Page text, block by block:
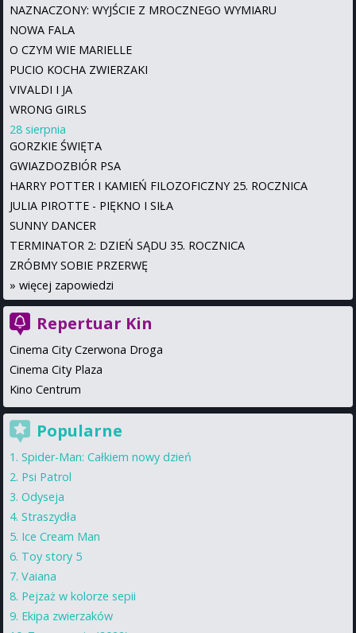
NAZNACZONY: WYJŚCIE Z MROCZNEGO WYMIARU
NOWA FALA
O CZYM WIE MARIELLE
PUCIO KOCHA ZWIERZAKI
VIVALDI I JA
WRONG GIRLS
28 sierpnia
GORZKIE ŚWIĘTA
GWIAZDOZBIÓR PSA
HARRY POTTER I KAMIEŃ FILOZOFICZNY 25. ROCZNICA
JULIA PIROTTE - PIĘKNO I SIŁA
SUNNY DANCER
TERMINATOR 2: DZIEŃ SĄDU 35. ROCZNICA
ZRÓBMY SOBIE PRZERWĘ
» więcej zapowiedzi
Repertuar Kin
Cinema City Czerwona Droga
Cinema City Plaza
Kino Centrum
Popularne
Spider-Man: Całkiem nowy dzień
Psi Patrol
Odyseja
Straszydła
Ice Cream Man
Toy story 5
Vaiana
Pejzaż w kolorze sepii
Ekipa zwierzaków